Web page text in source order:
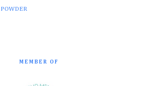
POWDER
MEMBER OF